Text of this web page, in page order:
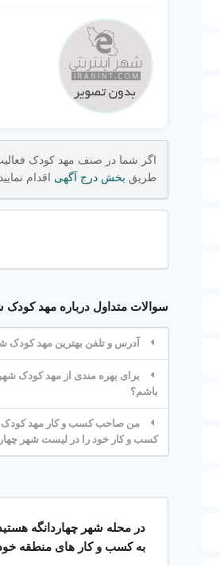
برای یافتن مهد کودک خوب در
یافتن مهدهای معتبر با امکانات
چگونه انتخاب کنیم؟
نکات کلیدی
نظرات والدین: نظرات
: مهد
2. شهریه مهد کودک چقدر است؟
شهریه مهد کودک در شهر
عوامل مؤثر بر شهریه
نوع برنامه (تمام وقت یا پاره
تأثیر می گذارد.
راه های کاهش هزینه
مشاوره رایگان: از مشاوره
اگر شما در صنف مهد کودک
طریق بخش درج آگهی اقدام نمایید
سوالات متداول درباره مهد کودک
آدرس و تلفن بهترین مهد
برای بهره مندی از مهد کودک
باشم؟
من صاحب کسب و کار مهد کودک
کسب و کار خود را در لیست شهر
در محله شهر چهاردانگه
به کسب و کار های منطقه